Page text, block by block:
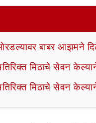
बाबर आझमने
मिठाचे सेवन केल्याने
मिठाचे सेवन केल्याने